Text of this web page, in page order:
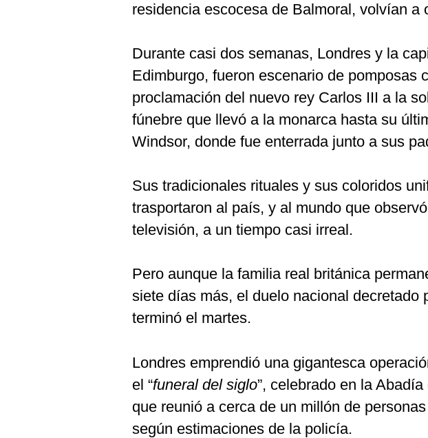
residencia escocesa de Balmoral, volvían a
Durante casi dos semanas, Londres y la
Edimburgo, fueron escenario de pomposas
proclamación del nuevo rey Carlos III a la
fúnebre que llevó a la monarca hasta su
Windsor, donde fue enterrada junto a sus
Sus tradicionales rituales y sus coloridos
trasportaron al país, y al mundo que
televisión, a un tiempo casi irreal.
Pero aunque la familia real británica
siete días más, el duelo nacional decretado
terminó el martes.
Londres emprendió una gigantesca
el “funeral del siglo”, celebrado en la
que reunió a cerca de un millón de
según estimaciones de la policía.